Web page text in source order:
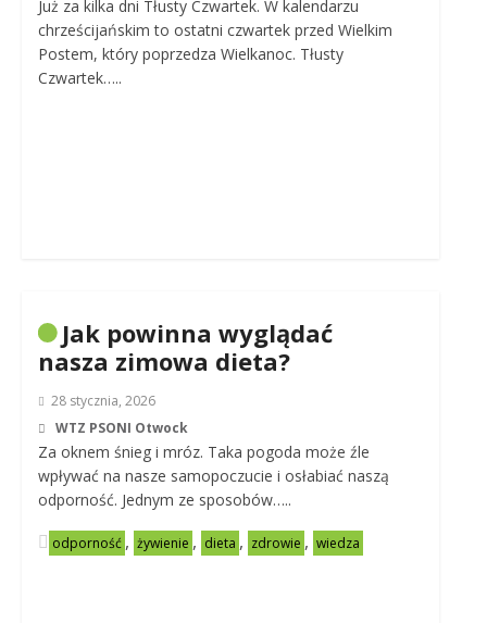
Już za kilka dni Tłusty Czwartek. W kalendarzu
chrześcijańskim to ostatni czwartek przed Wielkim
Postem, który poprzedza Wielkanoc. Tłusty
Czwartek…..
Jak powinna wyglądać
nasza zimowa dieta?
28 stycznia, 2026
WTZ PSONI Otwock
Za oknem śnieg i mróz. Taka pogoda może źle
wpływać na nasze samopoczucie i osłabiać naszą
odporność. Jednym ze sposobów…..
odporność , żywienie , dieta , zdrowie , wiedza